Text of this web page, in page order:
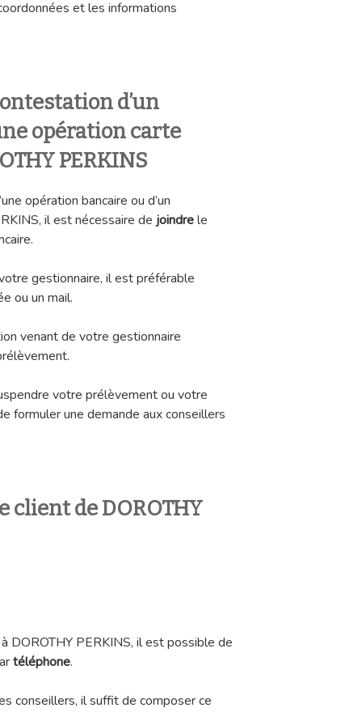
et les informations
d’un
opération carte
PERKINS
opération bancaire ou d’un
il est nécessaire de joindrele
gestionnaire, il est préférable
ou un mail.
venant de votre gestionnaire
votre prélèvement ou votre
formuler une demande aux conseillers
client de DOROTHY
DOROTHY PERKINS, il est possible de
téléphone.
conseillers, il suffit de composer ce